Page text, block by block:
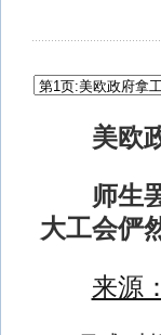
美欧
师生罢
大工会俨
来源